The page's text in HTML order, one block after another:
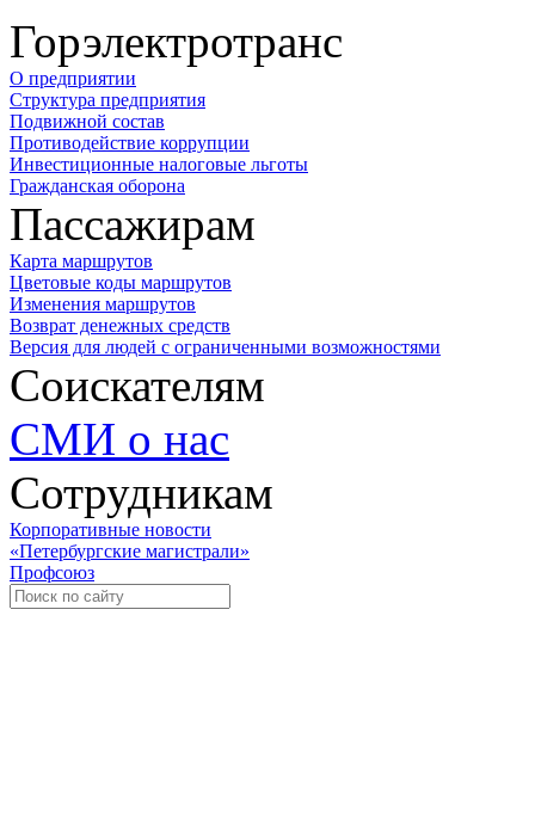
Горэлектротранс
О предприятии
Структура предприятия
Подвижной состав
Противодействие коррупции
Инвестиционные налоговые льготы
Гражданская оборона
Пассажирам
Карта маршрутов
Цветовые коды маршрутов
Изменения маршрутов
Возврат денежных средств
Версия для людей с ограниченными возможностями
Соискателям
СМИ о нас
Сотрудникам
Корпоративные новости
«Петербургские магистрали»
Профсоюз